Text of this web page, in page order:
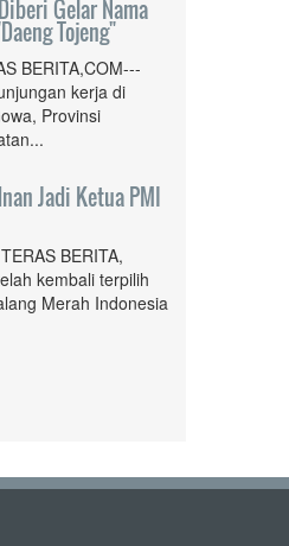
Gelar Nama
Tojeng"
BERITA,COM---
kerja di
Provinsi
Jadi Ketua PMI
BERITA,
kembali terpilih
Merah Indonesia